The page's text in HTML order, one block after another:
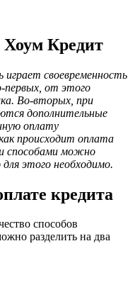
Хоум Кредит
своевременность
от этого
Во-вторых, при
дополнительные
оплату
происходит оплата
способами можно
этого необходимо.
кредита
способов
разделить на два